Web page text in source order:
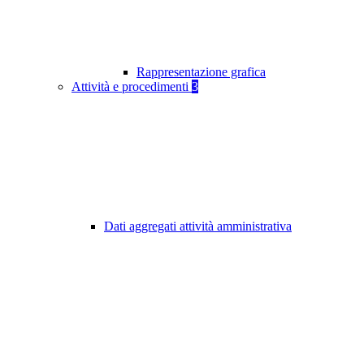
Rappresentazione grafica
Attività e procedimenti 3
Dati aggregati attività amministrativa